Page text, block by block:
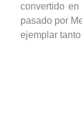
convertido
pasado por
ejemplar